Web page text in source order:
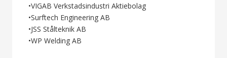
•VIGAB Verkstadsindustri Aktiebolag
•Surftech Engineering AB
•JSS Stålteknik AB
•WP Welding AB